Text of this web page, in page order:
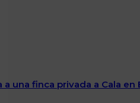
una finca privada a Cala